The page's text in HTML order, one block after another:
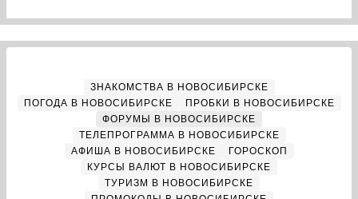
ЗНАКОМСТВА В НОВОСИБИРСКЕ
ПОГОДА В НОВОСИБИРСКЕ
ПРОБКИ В НОВОСИБИРСКЕ
ФОРУМЫ В НОВОСИБИРСКЕ
ТЕЛЕПРОГРАММА В НОВОСИБИРСКЕ
АФИША В НОВОСИБИРСКЕ
ГОРОСКОП
КУРСЫ ВАЛЮТ В НОВОСИБИРСКЕ
ТУРИЗМ В НОВОСИБИРСКЕ